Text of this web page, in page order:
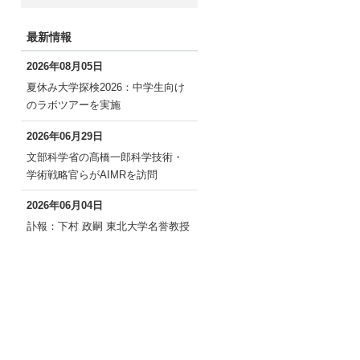
最新情報
2026年08月05日
夏休み大学探検2026：中学生向け
のラボツアーを実施
2026年06月29日
文部科学省の髙橋一郎科学技術・
学術戦略官らがAIMRを訪問
2026年06月04日
訃報：下村 政嗣 東北大学名誉教授